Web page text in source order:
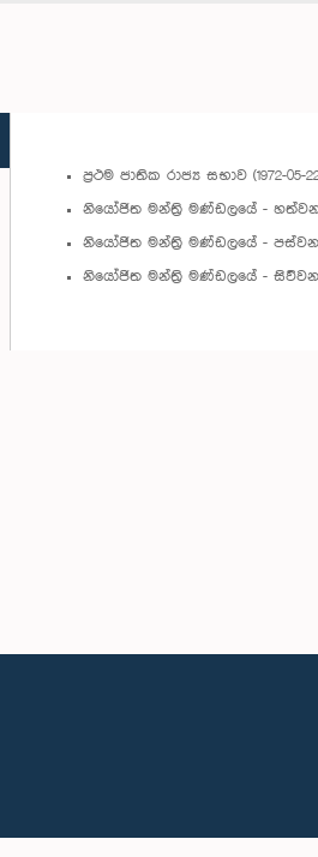
ප්‍රථම ජාතික රාජ්‍ය සභාව (1972-05-22
නියෝජිත මන්ත්‍රි මණ්ඩලයේ - හත්වන
නියෝජිත මන්ත්‍රි මණ්ඩලයේ - පස්වන
නියෝජිත මන්ත්‍රි මණ්ඩලයේ - සිව්වන